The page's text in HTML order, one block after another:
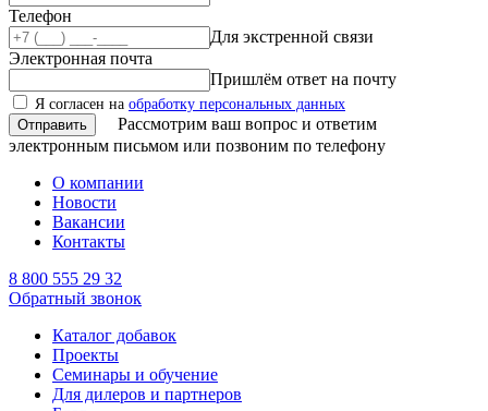
Телефон
Для экстренной связи
Электронная почта
Пришлём ответ на почту
Я согласен на обработку персональных данных
Рассмотрим ваш вопрос и ответим
электронным письмом или позвоним по телефону
О компании
Новости
Вакансии
Контакты
8 800 555 29 32
Обратный звонок
Каталог добавок
Проекты
Семинары и обучение
Для дилеров и партнеров